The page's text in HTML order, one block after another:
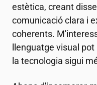
estètica, creant
comunicació clara i
coherents.
llenguatge visual
la tecnologia sigui